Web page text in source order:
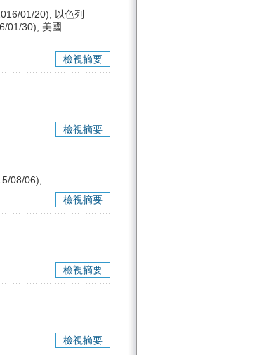
01/20), 以色列
01/30), 美國
檢視摘要
檢視摘要
08/06),
檢視摘要
檢視摘要
檢視摘要